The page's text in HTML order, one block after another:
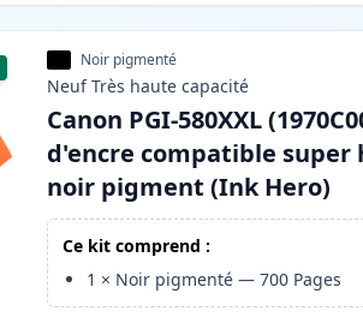
Noir pigmenté
Neuf Très haute capacité
Canon PGI-580XXL
d'encre compatible super
noir pigment (Ink Hero)
Ce kit comprend :
1 × Noir pigmenté —700 Pages